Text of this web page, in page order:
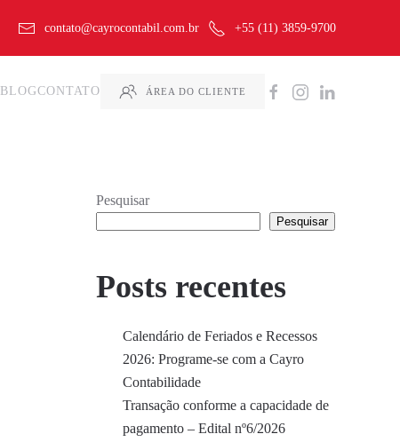
contato@cayrocontabil.com.br +55 (11) 3859-9700
BLOGCONTATO ÁREA DO CLIENTE
Pesquisar
Pesquisar
Posts recentes
Calendário de Feriados e Recessos
2026: Programe-se com a Cayro
Contabilidade
Transação conforme a capacidade de
pagamento – Edital nº6/2026